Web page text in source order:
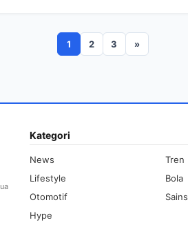
1 2 3 »
Kategori
News
Tren
Lifestyle
Bola
Otomotif
Sains
Hype